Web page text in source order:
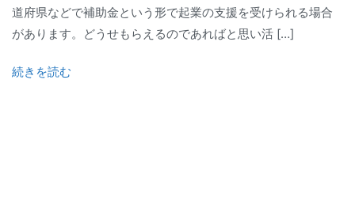
道府県などで補助金という形で起業の支援を受けられる場合
があります。どうせもらえるのであればと思い活 […]
続きを読む